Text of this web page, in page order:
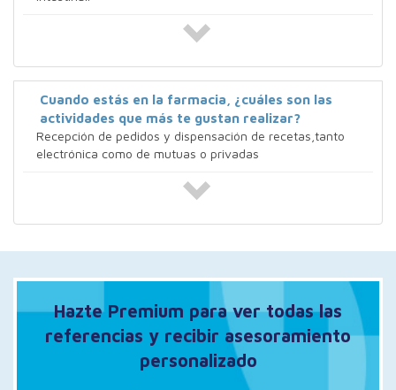
Cuando estás en la farmacia, ¿cuáles son las
actividades que más te gustan realizar?
Recepción de pedidos y dispensación de recetas,tanto
electrónica como de mutuas o privadas
Hazte Premium para ver todas las
referencias y recibir asesoramiento
personalizado